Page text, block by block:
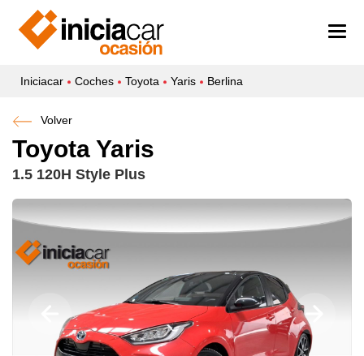
Iniciacar Coches Toyota Yaris Berlina
Volver
Toyota Yaris
1.5 120H Style Plus